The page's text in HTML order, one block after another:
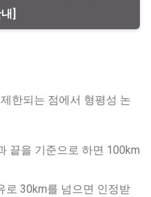
]
한되는 점에서 형평성 논
끝을 기준으로 하면 100km
로 30km를 넘으면 인정받